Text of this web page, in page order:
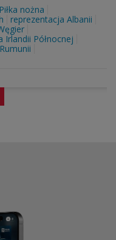
Piłka nożna
reprezentacja Albanii
Irlandii Północnej